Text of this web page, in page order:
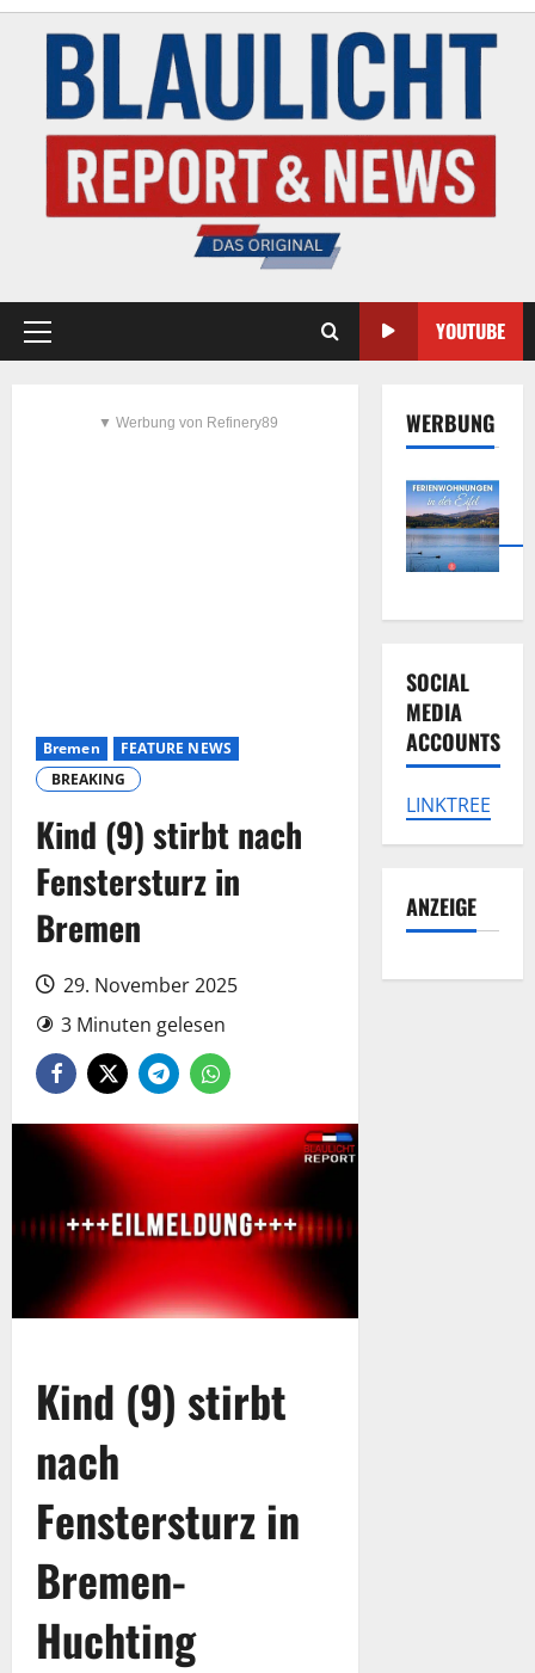
YOUTUBE
▼ Werbung von Refinery89
Bremen
FEATURE NEWS
BREAKING
Kind (9) stirbt nach
Fenstersturz in
Bremen
29. November 2025
3 Minuten gelesen
Kind (9) stirbt
nach
Fenstersturz in
Bremen-
Huchting
WERBUNG
SOCIAL
MEDIA
ACCOUNTS
LINKTREE
ANZEIGE